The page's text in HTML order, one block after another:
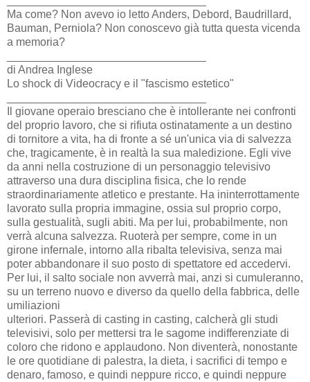
Ma come? Non avevo io letto Anders, Debord, Baudrillard,
Bauman, Perniola? Non conoscevo già tutta questa vicenda
a memoria?
di Andrea Inglese
Lo shock di Videocracy e il "fascismo estetico"
Il giovane operaio bresciano che è intollerante nei confronti
del proprio lavoro, che si rifiuta ostinatamente a un destino
di tornitore a vita, ha di fronte a sé un'unica via di salvezza
che, tragicamente, è in realtà la sua maledizione. Egli vive
da anni nella costruzione di un personaggio televisivo
attraverso una dura disciplina fisica, che lo rende
straordinariamente atletico e prestante. Ha ininterrottamente
lavorato sulla propria immagine, ossia sul proprio corpo,
sulla gestualità, sugli abiti. Ma per lui, probabilmente, non
verrà alcuna salvezza. Ruoterà per sempre, come in un
girone infernale, intorno alla ribalta televisiva, senza mai
poter abbandonare il suo posto di spettatore ed accedervi.
Per lui, il salto sociale non avverrà mai, anzi si cumuleranno,
su un terreno nuovo e diverso da quello della fabbrica, delle
umiliazioni
ulteriori. Passerà di casting in casting, calcherà gli studi
televisivi, solo per mettersi tra le sagome indifferenziate di
coloro che ridono e applaudono. Non diventerà, nonostante
le ore quotidiane di palestra, la dieta, i sacrifici di tempo e
denaro, famoso, e quindi neppure ricco, e quindi neppure